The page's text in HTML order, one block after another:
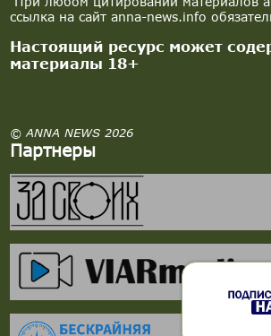
ссылка на сайт anna-news.info
Настоящий ресурс может
материалы 18+
© ANNA NEWS 2026
Партнеры